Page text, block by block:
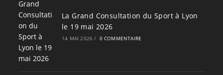
La Grand Consultation du Sport à Lyon
le 19 mai 2026
14 MAI 2026 / 0 COMMENTAIRE